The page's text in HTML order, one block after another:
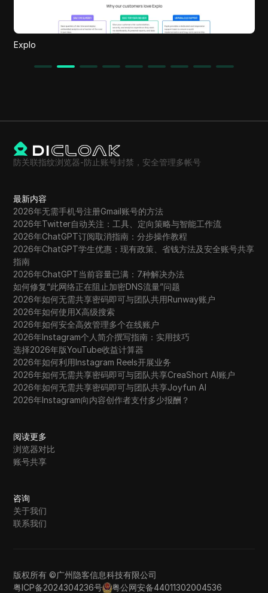
Explo
防关联指纹浏览器-防止账号封禁，安全管理多帐号
最新内容
2026年无需手机号注册Gmail账号的方法
2026年Twitter自动关注：工具、定向策略与智能工作流
2026年ChatGPT订阅取消指南：分步操作教程
2026年ChatGPT学生优惠：现有政策、省钱方法及安全账号共享
指南
2026年ChatGPT当前容量已满：7种解决办法
如何修复“此网络正在阻止加密DNS流量”问题
2026年如何无需共享密码即可与团队共用Runway账户
2026年如何使用X高级搜索
2026年如何安全高效管理多个在线账户
2026年Instagram个人简介撰写指南：实用技巧
选择2026年版YouTube收益计算器
2026年如何利用Instagram Reels开展业务
2026年如何无需共享密码即可与团队共享CreaShort AI账户
2026年如何无需共享密码即可与团队共享Joyfun AI
2026年Instagram向内容创作者支付多少报酬？
阅读更多
浏览器对比
账号共享
咨询
关于我们
联系我们
版权所有 ©广州隐客信息科技有限公司
粤ICP备2024304236号
粤公网安备44011302004536